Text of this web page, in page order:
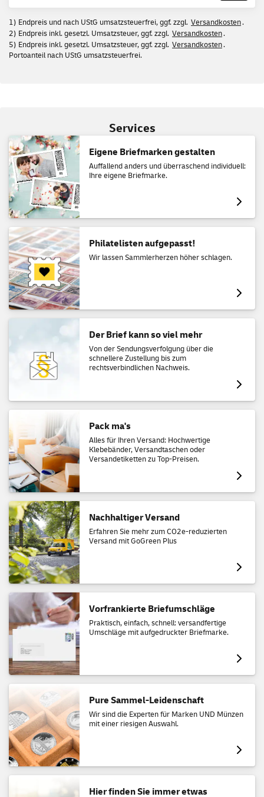
1) Endpreis und nach UStG umsatzsteuerfrei, ggf. zzgl. Versandkosten.
2) Endpreis inkl. gesetzl. Umsatzsteuer, ggf. zzgl. Versandkosten.
5) Endpreis inkl. gesetzl. Umsatzsteuer, ggf. zzgl. Versandkosten.
Portoanteil nach UStG umsatzsteuerfrei.
Services
Eigene Briefmarken gestalten
Auffallend anders und überraschend individuell:
Ihre eigene Briefmarke.
Philatelisten aufgepasst!
Wir lassen Sammlerherzen höher schlagen.
Der Brief kann so viel mehr
Von der Sendungsverfolgung über die
schnellere Zustellung bis zum
rechtsverbindlichen Nachweis.
Pack ma's
Alles für Ihren Versand: Hochwertige
Klebebänder, Versandtaschen oder
Versandetiketten zu Top-Preisen.
Nachhaltiger Versand
Erfahren Sie mehr zum CO2e-reduzierten
Versand mit GoGreen Plus
Vorfrankierte Briefumschläge
Praktisch, einfach, schnell: versandfertige
Umschläge mit aufgedruckter Briefmarke.
Pure Sammel-Leidenschaft
Wir sind die Experten für Marken UND Münzen
mit einer riesigen Auswahl.
Hier finden Sie immer etwas